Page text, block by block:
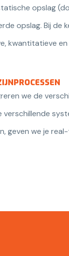
opslag
opslag. Bij de
kwantitatieve
we de
geven we je